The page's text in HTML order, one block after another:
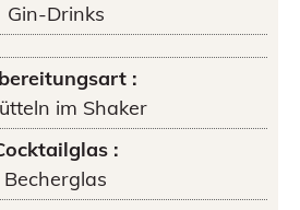
Gin-Drinks
:
im Shaker
:
Becherglas